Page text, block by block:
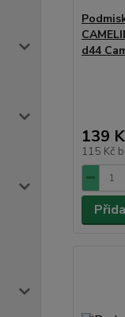
d44
139
115 Kč